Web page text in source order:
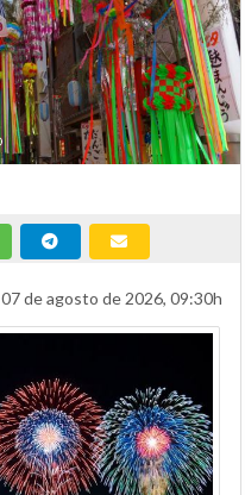
07 de agosto de 2026, 09:30h